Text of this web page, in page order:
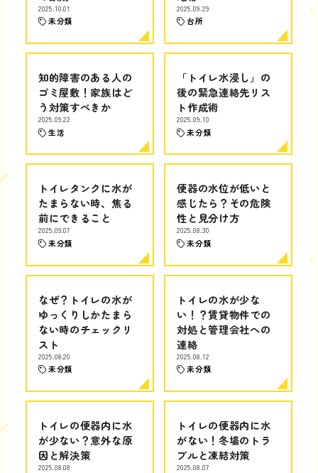
2025.10.01
未分類
2025.09.29
台所
知的障害のある人の
ゴミ屋敷！家族はど
う対策すべきか
2025.09.22
生活
「トイレ水浸し」の
後の緊急連絡先リス
ト作成術
2025.09.10
未分類
トイレタンクに水が
たまらない時、焦る
前にできること
2025.09.07
未分類
便器の水位が低いと
感じたら？その危険
性と見分け方
2025.08.30
未分類
なぜ？トイレの水が
ゆっくりしかたまら
ない時のチェックリ
スト
2025.08.20
未分類
トイレの水が少な
い！？賃貸物件での
対処と管理会社への
連絡
2025.08.12
未分類
トイレの便器内に水
が少ない？意外な原
因と解決策
2025.08.08
トイレの便器内に水
がない！冬場のトラ
ブルと凍結対策
2025.08.07